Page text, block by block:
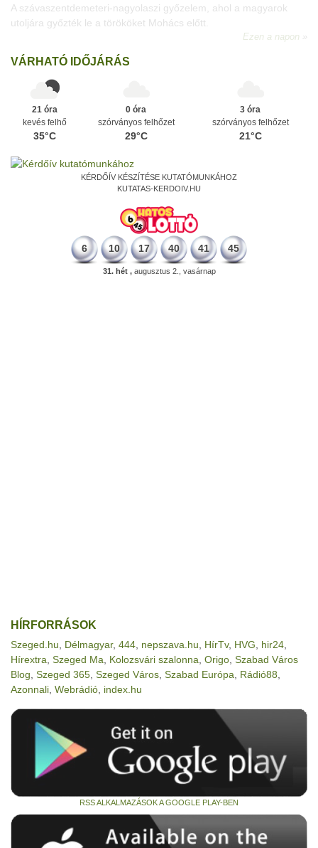
A szávaszentdemeteri-nagyolaszi győzelem, ahol a magyarok
utoljára győzték le a törököket Mohács előtt.
Ezen a napon
VÁRHATÓ IDŐJÁRÁS
21 óra
kevés felhő
35°C
0 óra
szórványos felhőzet
29°C
3 óra
szórványos felhőzet
21°C
KÉRDŐÍV KÉSZÍTÉSE KUTATÓMUNKÁHOZ
KUTATAS-KERDOIV.HU
6 10 17 40 41 45
31. hét ,augusztus 2., vasárnap
HÍRFORRÁSOK
Szeged.hu Délmagyar, 444 nepszava.hu HírTv, HVG hir24
Hírextra Szeged Ma Kolozsvári szalonna Origo Szabad Város
Blog Szeged 365 Szeged Város Szabad Európa Rádió88
Azonnali Webrádió index.hu
RSS ALKALMAZÁSOK A GOOGLE PLAY-BEN